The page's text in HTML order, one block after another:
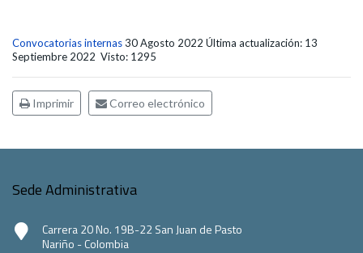
Convocatorias internas30 Agosto 2022 Última actualización: 13
Septiembre 2022 Visto: 1295
Imprimir Correo electrónico
Sede Administrativa
Carrera 20 No. 19B-22 San Juan de Pasto
Nariño - Colombia